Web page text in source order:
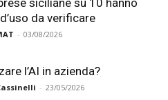
siciliane su 10 hanno
da verificare
- 03/08/2026
l’AI in azienda?
- 23/05/2026